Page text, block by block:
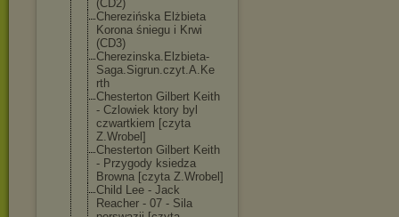
(CD2)
Cherezińska Elżbieta
Korona śniegu i Krwi
(CD3)
Cherezinska.El zbieta-
Saga.Sigrun.czyt.A.Ke
rth
Chesterton Gilbert Keith
- Czlowiek ktory byl
czwartkiem [czyta
Z.Wrobel]
Chesterton Gilbert Keith
- Przygody ksiedza
Browna [czyta Z.Wrobel]
Child Lee - Jack
Reacher - 07 - Sila